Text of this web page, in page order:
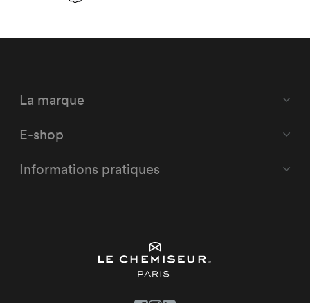
La marque
E-shop
Informations pratiques